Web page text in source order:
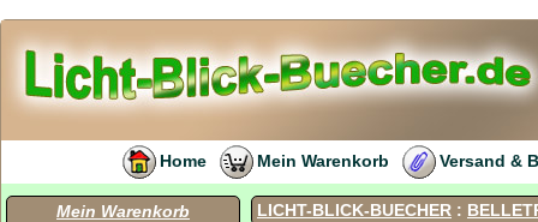
Home Mein Warenkorb Versand &
Mein Warenkorb
LICHT-BLICK-BUECHER :